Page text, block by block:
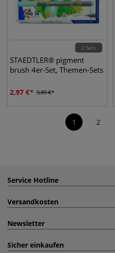
2 Sets
STAEDTLER® pigment
brush 4er-Set, Themen-Sets
2,97 € 9,89€
1 2
Service Hotline
Versandkosten
Newsletter
Sicher einkaufen